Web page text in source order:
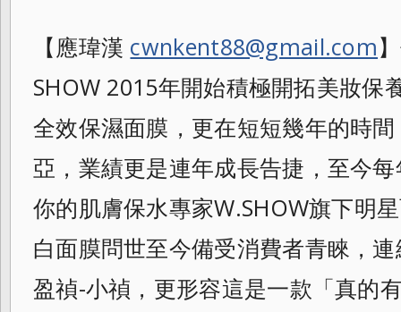
【應瑋漢 cwnkent88@gmail.com
SHOW 2015年開始積極開拓美妝保
全效保濕面膜，更在短短幾年的時
亞，業績更是連年成長告捷， 至今
你的肌膚保水專家W.SHOW旗下明
白面膜問世至今備受消費者青睞，
盈禎-小禎，更形容這是一款「真的